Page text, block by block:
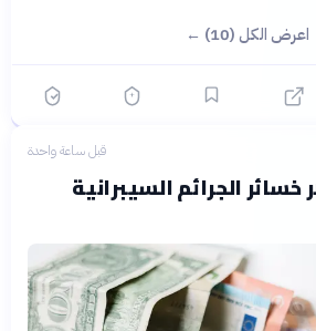
اعرض الكل (10) ←
قبل ساعة واحدة
خسائر الجرائم السيبرانية